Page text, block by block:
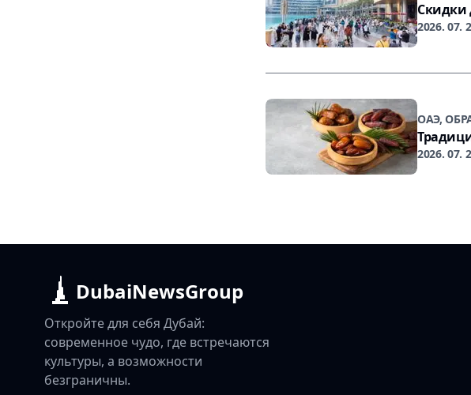
Скидки
2026. 07.
ОАЭ,
2026. 07.
DubaiNewsGroup
Откройте для себя Дубай:
современное чудо, где встречаются
культуры, а возможности
безграничны.